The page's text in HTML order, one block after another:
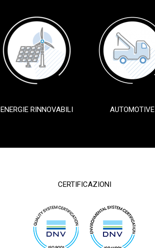
ENERGIE RINNOVABILI AUTOMOTIVE
CERTIFICAZIONI